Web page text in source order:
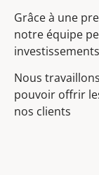
Grâce à une
notre équipe
Nous
pouvoir offrir
nos clients